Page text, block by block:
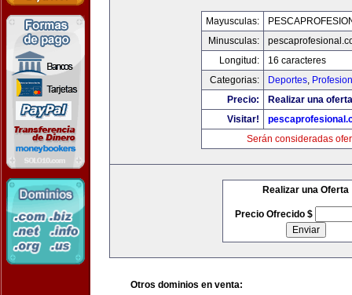
Mayusculas:
Minusculas:
Longitud:
16 caracteres
Categorias:
Deportes,
Precio:
Realizar una
Visitar!
Serán consideradas
Realizar una Oferta
Precio Ofrecido $
Otros dominios en venta: